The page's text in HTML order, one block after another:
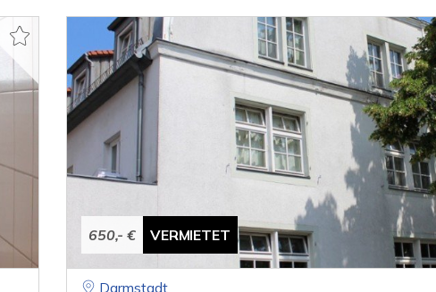
650,- € VERMIETET
Darmstadt